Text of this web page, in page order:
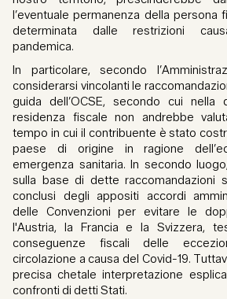
l’eventuale permanenza della persona
determinata dalle restrizioni
pandemica.
In particolare, secondo
considerarsi vincolanti le
guida dell’OCSE, secondo cui nella
residenza fiscale non andrebbe
tempo in cui il contribuente è stato
paese di origine in ragione
emergenza sanitaria. In secondo
sulla base di dette raccomandazioni
conclusi degli appositi accordi
delle Convenzioni per evitare le
l'Austria, la Francia e la Svizzera,
conseguenze fiscali delle
circolazione a causa del Covid-19.
precisa chetale interpretazione
confronti di detti Stati.